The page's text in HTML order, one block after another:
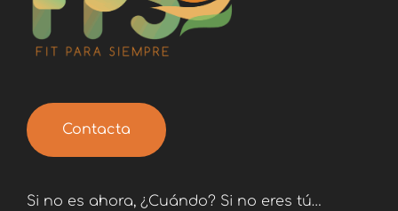
Contacta
Si no es ahora, ¿Cuándo? Si no eres tú…